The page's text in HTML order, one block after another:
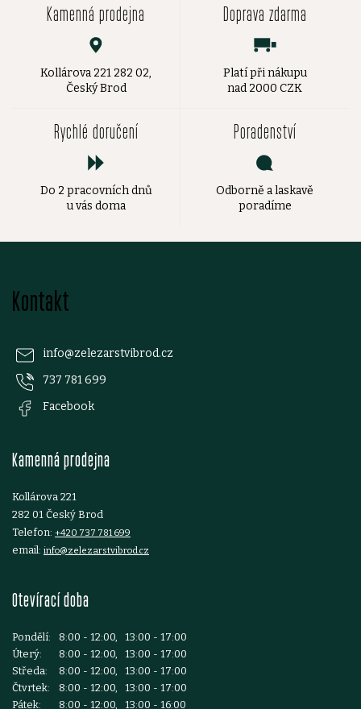
Kamenná prodejna
Kollárova 221 282 02,
Český Brod
Doprava zdarma
Platí při nákupu
nad 2000 CZK
Rychlé doručení
Do 2 pracovních dnů
u vás doma
Poradenství
Odborně a laskavě
poradíme
Kontakt
info@zelezarstvibrod.cz
737 781 699
Facebook
Kamenná prodejna
Kollárova 221
282 01 Český Brod
Telefon: +420 737 781 699
email: info@zelezarstvibrod.cz
Otevírací doba
Pondělí:
8:00 - 12:00, 13:00 - 17:00
Úterý:
8:00 - 12:00, 13:00 - 17:00
Středa:
8:00 - 12:00, 13:00 - 17:00
Čtvrtek:
8:00 - 12:00, 13:00 - 17:00
Pátek:
8:00 - 12:00, 13:00 - 16:00